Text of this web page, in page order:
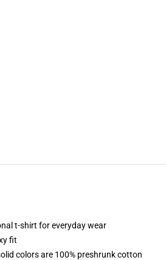
t-shirt for everyday wear
fit
colors are 100% preshrunk cotton